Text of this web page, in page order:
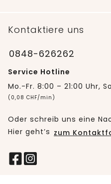
Kontaktiere uns
0848-626262
Service Hotline
Mo.-Fr. 8:00 – 21:00 Uhr,
(0,08 CHF/min)
Oder schreib uns eine
Hier geht’s zum